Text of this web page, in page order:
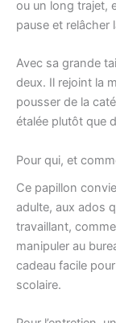
ou un long trajet,
pause et relâcher
Avec sa grande
deux. Il rejoint la
pousser de la
étalée plutôt que
Pour qui, et
Ce papillon
adulte, aux ados
travaillant,
manipuler au
cadeau facile
scolaire.